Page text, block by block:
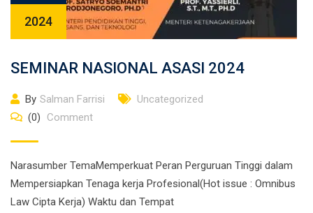
2024
SEMINAR NASIONAL ASASI 2024
By Salman Farrisi
Uncategorized
(0)
Comment
Narasumber TemaMemperkuat Peran Perguruan Tinggi dalam
Mempersiapkan Tenaga kerja Profesional(Hot issue : Omnibus
Law Cipta Kerja) Waktu dan Tempat